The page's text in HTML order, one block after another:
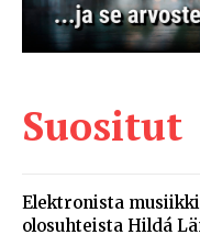
Suositut
Elektronista
olosuhteista Hildá